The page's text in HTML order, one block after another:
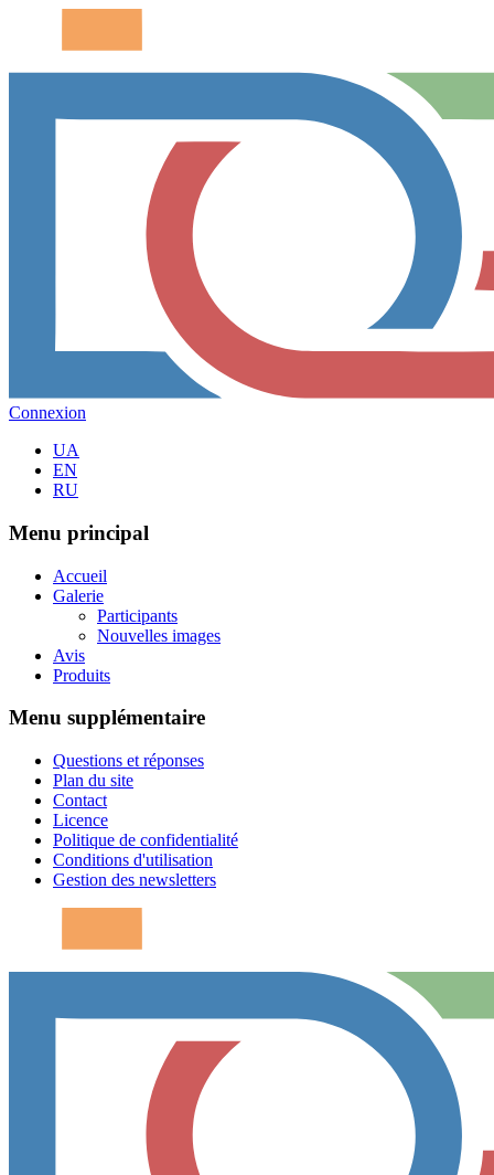
Connexion
UA
EN
RU
Menu principal
Accueil
Galerie
Participants
Nouvelles images
Avis
Produits
Menu supplémentaire
Questions et réponses
Plan du site
Contact
Licence
Politique de confidentialité
Conditions d'utilisation
Gestion des newsletters